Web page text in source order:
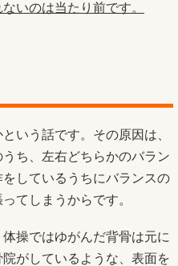
いのは当たり前です。
いう話です。その原因は、
ち、左右どちらかのバラン
しているうちにバランスの
てしまうからです。
操ではゆがんだ背骨は元に
がしているような、表面を